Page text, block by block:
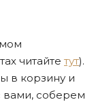
читайте тут).
в корзину и
вами, соберем